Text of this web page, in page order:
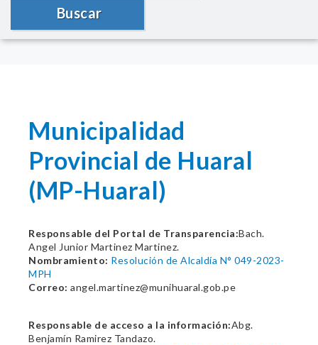
Buscar
Municipalidad
Provincial de Huaral
(MP-Huaral)
Responsable del Portal de Transparencia:Bach.
Angel Junior Martinez Martinez.
Nombramiento: Resolución de Alcaldía N° 049-2023-
MPH
Correo: angel.martinez@munihuaral.gob.pe
Responsable de acceso a la información:Abg.
Benjamín Ramirez Tandazo.